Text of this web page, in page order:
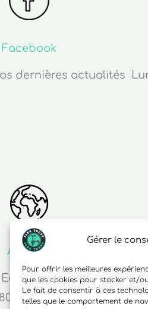
Gérer le
Pour offrir les meilleures
que les cookies pour stocker et/
Le fait de consentir à ces
telles que le comportement de
Facebook
dernières actualités
Adresse
Richard
Colmar